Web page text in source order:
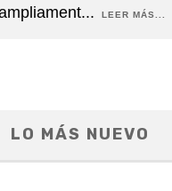
... LEER MÁS...
LO MÁS NUEVO